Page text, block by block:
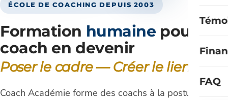
FAQ
ÉCOLE DE COACHING DEPUIS 2003
Formation humaine pour
coach en devenir
Poser le cadre — Créer le lien
Coach Académie forme des coachs à la posture